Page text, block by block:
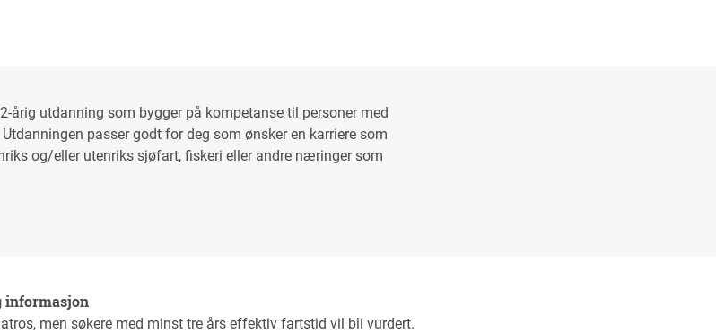
årig utdanning som bygger på kompetanse til personer med
passer godt for deg som ønsker en karriere som
og/eller utenriks sjøfart, fiskeri eller andre næringer som
informasjon
men søkere med minst tre års effektiv fartstid vil bli vurdert.